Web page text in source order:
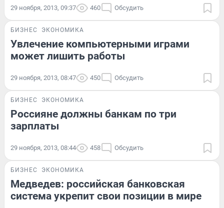
29 ноября, 2013, 09:37 460 Обсудить
БИЗНЕС ЭКОНОМИКА
Увлечение компьютерными играми
может лишить работы
29 ноября, 2013, 08:47 450 Обсудить
БИЗНЕС ЭКОНОМИКА
Россияне должны банкам по три
зарплаты
29 ноября, 2013, 08:44 458 Обсудить
БИЗНЕС ЭКОНОМИКА
Медведев: российская банковская
система укрепит свои позиции в мире